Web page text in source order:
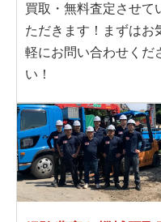
買取・無料査定させて
ただきます！まずはお
軽にお問い合わせくだ
い！